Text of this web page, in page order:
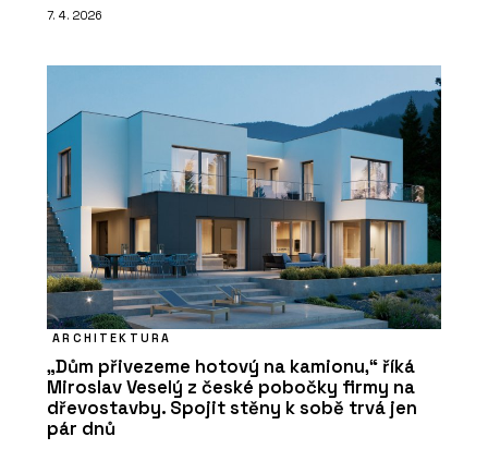
7. 4. 2026
ARCHITEKTURA
„Dům přivezeme hotový na kamionu,“ říká
Miroslav Veselý z české pobočky firmy na
dřevostavby. Spojit stěny k sobě trvá jen
pár dnů